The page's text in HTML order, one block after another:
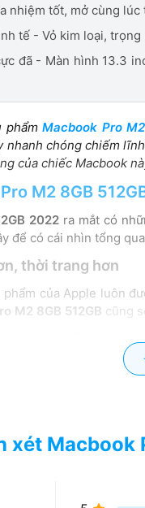
s)
Thunderbolt
40Gb/s) USB 4 (lên đến
40Gb/s) USB 3.1 Gen 2
(lên đến 10Gb/s)
nhiệm tốt, mở cùng
tế - Vỏ kim loại, trọng
đã - Màn hình 13.3
phẩmMacbook Pro
nhanh chóng chiếm
của chiếc Macbook
M2 8GB
2022 ra mắt có
để có cái nhìn tổng
thời trang hơn
của Apple luôn
M2 8GB 512GB cũng
dày 1,62cm và nặng
2 phiên bản màu sắc
được trang bị màn
xét Macbook